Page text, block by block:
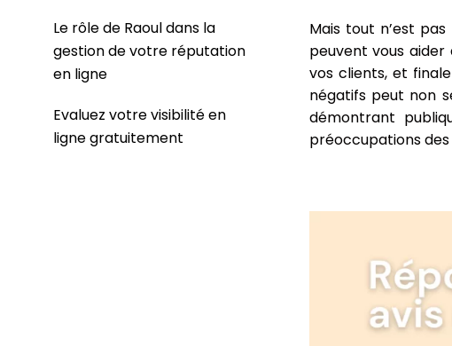
Le rôle de Raoul dans la
gestion de votre réputation
en ligne
Evaluez votre visibilité en
ligne gratuitement
Mais tout n’est
peuvent vous
vos clients, et
négatifs peut non
démontrant
préoccupations des